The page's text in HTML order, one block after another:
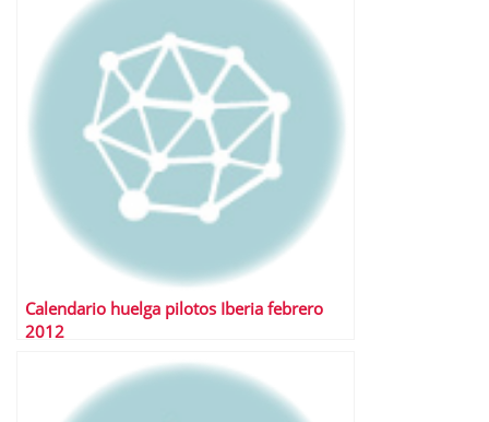
Calendario huelga pilotos Iberia febrero
2012